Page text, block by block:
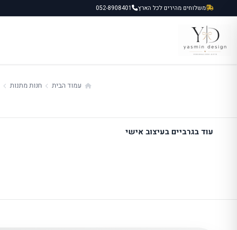
לתוכן
משלוחים מהירים לכל הארץ 052-8908401
עמוד הבית חנות מתנות
עוד בגרביים בעיצוב אישי